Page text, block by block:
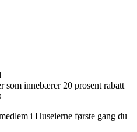
som innebærer 20 prosent rabatt
i Huseierne første gang du